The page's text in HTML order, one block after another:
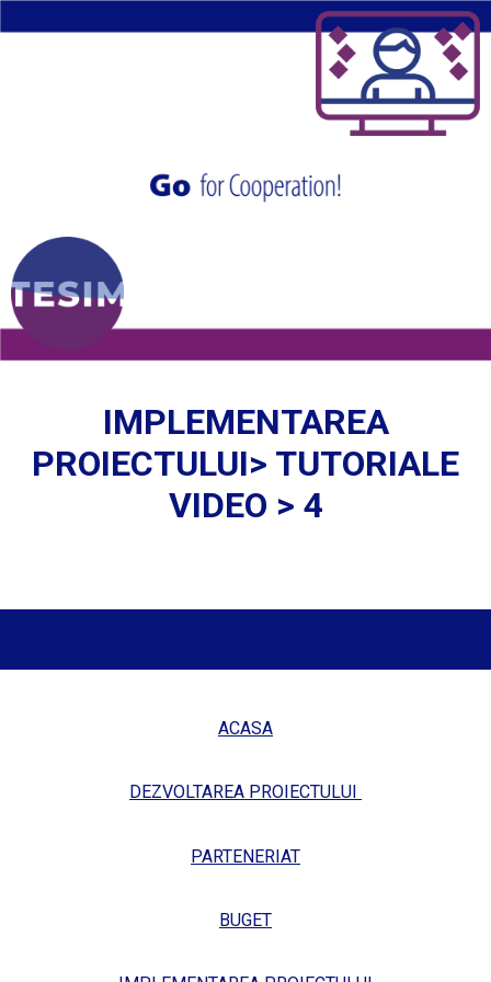
IMPLEMENTAREA
PROIECTULUI> TUTORIALE
VIDEO > 4
ACASA
DEZVOLTAREA PROIECTULUI
PARTENERIAT
BUGET